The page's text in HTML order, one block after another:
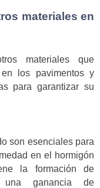
materiales en
materiales que
en los pavimentos y
para garantizar su
son esenciales para
en el hormigón
la formación de
ganancia de